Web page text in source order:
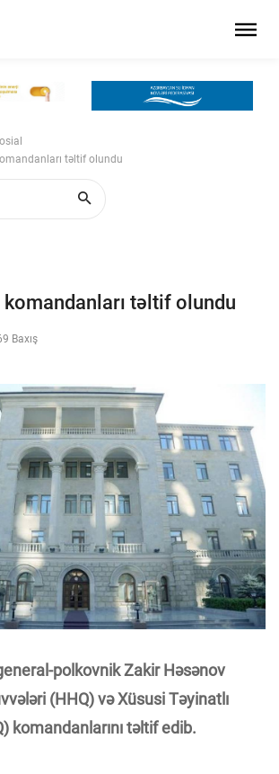
təltif olundu
komandanları təltif olundu
Baxış
polkovnik Zakir Həsənov
(HHQ) və Xüsusi Təyinatlı
komandanlarını təltif edib.